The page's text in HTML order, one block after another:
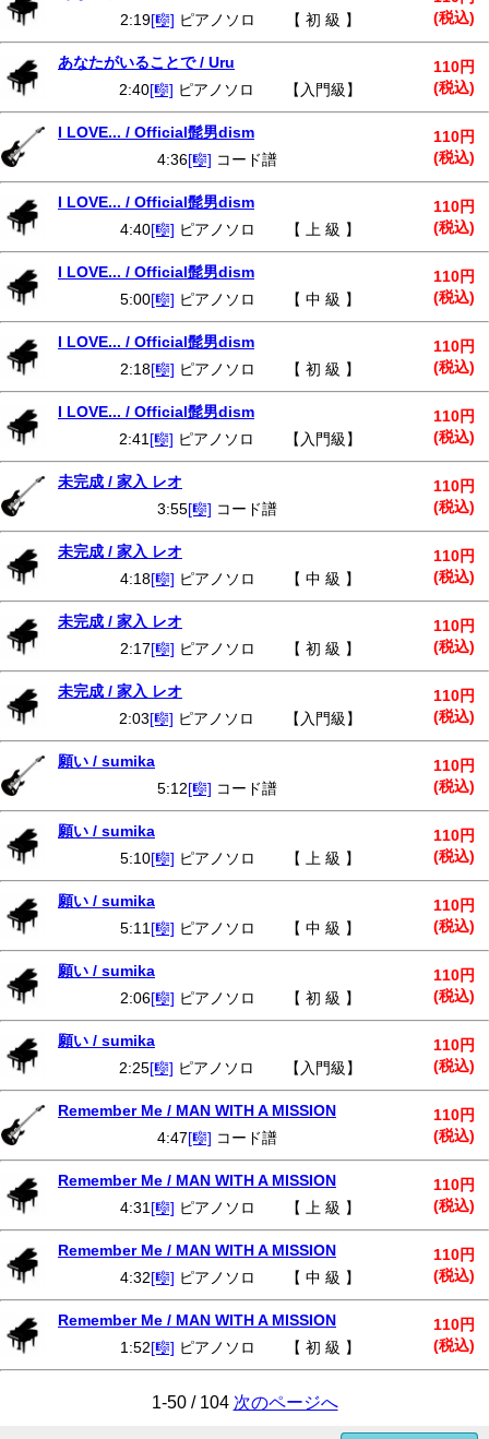
(税込)
2:19[🎼] ピアノソロ 【 初 級 】
あなたがいることで / Uru
110円
(税込)
2:40[🎼] ピアノソロ 【入門級】
I LOVE... / Official髭男dism
110円
(税込)
4:36[🎼] コード譜
I LOVE... / Official髭男dism
110円
(税込)
4:40[🎼] ピアノソロ 【 上 級 】
I LOVE... / Official髭男dism
110円
(税込)
5:00[🎼] ピアノソロ 【 中 級 】
I LOVE... / Official髭男dism
110円
(税込)
2:18[🎼] ピアノソロ 【 初 級 】
I LOVE... / Official髭男dism
110円
(税込)
2:41 [🎼] ピアノソロ 【入門級】
未完成 / 家入 レオ
110円
(税込)
3:55[🎼] コード譜
未完成 / 家入 レオ
110円
(税込)
4:18[🎼] ピアノソロ 【 中 級 】
未完成 / 家入 レオ
110円
(税込)
2:17[🎼] ピアノソロ 【 初 級 】
未完成 / 家入 レオ
110円
(税込)
2:03[🎼] ピアノソロ 【入門級】
願い / sumika
110円
(税込)
5:12[🎼] コード譜
願い / sumika
110円
(税込)
5:10[🎼] ピアノソロ 【 上 級 】
願い / sumika
110円
(税込)
5:11 [🎼] ピアノソロ 【 中 級 】
願い / sumika
110円
(税込)
2:06[🎼] ピアノソロ 【 初 級 】
願い / sumika
110円
(税込)
2:25[🎼] ピアノソロ 【入門級】
Remember Me / MAN WITH A MISSION
110円
(税込)
4:47[🎼] コード譜
Remember Me / MAN WITH A MISSION
110円
(税込)
4:31 [🎼] ピアノソロ 【 上 級 】
Remember Me / MAN WITH A MISSION
110円
(税込)
4:32[🎼] ピアノソロ 【 中 級 】
Remember Me / MAN WITH A MISSION
110円
(税込)
1:52[🎼] ピアノソロ 【 初 級 】
1-50 / 104 次のページへ